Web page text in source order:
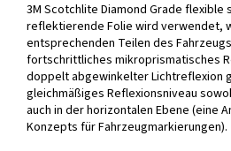
3M Scotchlite Diamond Grade
reflektierende Folie wird verwendet,
entsprechenden Teilen des
fortschrittliches mikroprismatisches
doppelt abgewinkelter Lichtreflexion
gleichmäßiges Reflexionsniveau
auch in der horizontalen Ebene (eine
Konzepts für Fahrzeugmarkierungen).